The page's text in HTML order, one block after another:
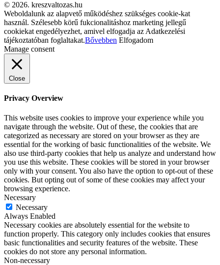
© 2026. kreszvaltozas.hu
Weboldalunk az alapvető működéshez szükséges cookie-kat
használ. Szélesebb körű fukcionalitáshoz marketing jellegű
cookiekat engedélyezhet, amivel elfogadja az Adatkezelési
tájékoztatóban foglaltakat.Bővebben Elfogadom
Manage consent
Close
Privacy Overview
This website uses cookies to improve your experience while you
navigate through the website. Out of these, the cookies that are
categorized as necessary are stored on your browser as they are
essential for the working of basic functionalities of the website. We
also use third-party cookies that help us analyze and understand how
you use this website. These cookies will be stored in your browser
only with your consent. You also have the option to opt-out of these
cookies. But opting out of some of these cookies may affect your
browsing experience.
Necessary
Necessary
Always Enabled
Necessary cookies are absolutely essential for the website to
function properly. This category only includes cookies that ensures
basic functionalities and security features of the website. These
cookies do not store any personal information.
Non-necessary